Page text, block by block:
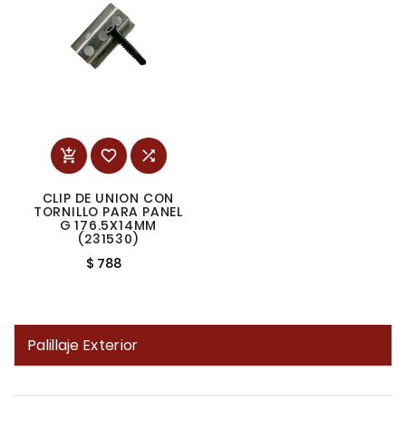
  
CLIP DE UNION CON
TORNILLO PARA PANEL
G 176.5X14MM
(231530)
$ 788
Palillaje Exterior